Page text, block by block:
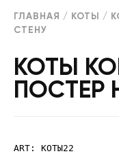
ГЛАВНАЯ / КОТЫ
/
СТЕНУ
КОТЫ
ПОСТЕР
ART: КОТЫ22